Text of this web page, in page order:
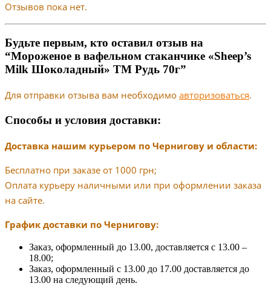
Отзывов пока нет.
Будьте первым, кто оставил отзыв на
“Мороженое в вафельном стаканчике «Sheep’s
Milk Шоколадный» ТМ Рудь 70г”
Для отправки отзыва вам необходимо авторизоваться.
Способы и условия доставки:
Доставка нашим курьером по Чернигову и области:
Бесплатно при заказе от 1000 грн;
Оплата курьеру наличными или при оформлении заказа
на сайте.
График доставки по Чернигову:
Заказ, оформленный до 13.00, доставляется с 13.00 –
18.00;
Заказ, оформленный с 13.00 до 17.00 доставляется до
13.00 на следующий день.